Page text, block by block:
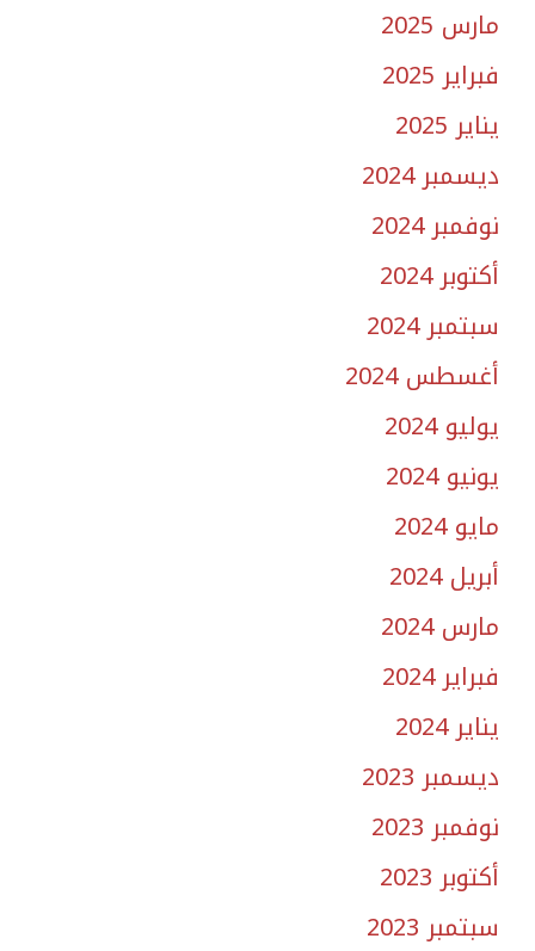
مارس 2025
فبراير 2025
يناير 2025
ديسمبر 2024
نوفمبر 2024
أكتوبر 2024
سبتمبر 2024
أغسطس 2024
يوليو 2024
يونيو 2024
مايو 2024
أبريل 2024
مارس 2024
فبراير 2024
يناير 2024
ديسمبر 2023
نوفمبر 2023
أكتوبر 2023
سبتمبر 2023